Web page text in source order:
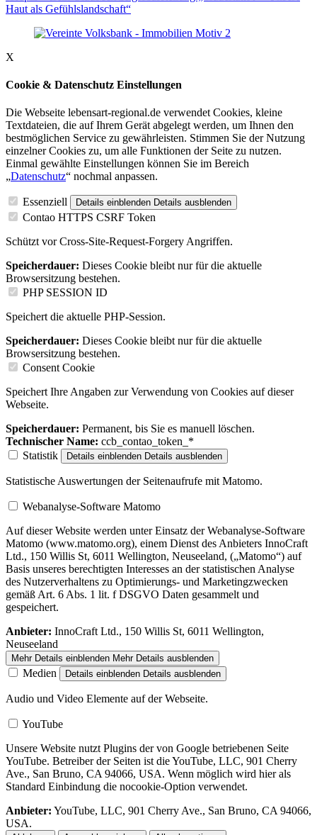
Haut als Gefühlslandschaft“
X
Cookie & Datenschutz Einstellungen
Die Webseite lebensart-regional.de verwendet Cookies, kleine
Textdateien, die auf Ihrem Gerät abgelegt werden, um Ihnen den
bestmöglichen Service zu gewährleisten. Stimmen Sie der Nutzung
einzelner Cookies zu, um alle Funktionen der Seite zu nutzen.
Einmal gewählte Einstellungen können Sie im Bereich
„Datenschutz“ nochmal anpassen.
Essenziell Details einblenden Details ausblenden
Contao HTTPS CSRF Token
Schützt vor Cross-Site-Request-Forgery Angriffen.
Speicherdauer: Dieses Cookie bleibt nur für die aktuelle
Browsersitzung bestehen.
PHP SESSION ID
Speichert die aktuelle PHP-Session.
Speicherdauer: Dieses Cookie bleibt nur für die aktuelle
Browsersitzung bestehen.
Consent Cookie
Speichert Ihre Angaben zur Verwendung von Cookies auf dieser
Webseite.
Speicherdauer: Permanent, bis Sie es manuell löschen.
Technischer Name: ccb_contao_token_*
Statistik
Details einblenden Details ausblenden
Statistische Auswertungen der Seitenaufrufe mit Matomo.
Webanalyse-Software Matomo
Auf dieser Website werden unter Einsatz der Webanalyse-Software
Matomo (www.matomo.org), einem Dienst des Anbieters InnoCraft
Ltd., 150 Willis St, 6011 Wellington, Neuseeland, („Matomo“) auf
Basis unseres berechtigten Interesses an der statistischen Analyse
des Nutzerverhaltens zu Optimierungs- und Marketingzwecken
gemäß Art. 6 Abs. 1 lit. f DSGVO Daten gesammelt und
gespeichert.
Anbieter: InnoCraft Ltd., 150 Willis St, 6011 Wellington,
Neuseeland
Mehr Details einblenden Mehr Details ausblenden
Medien Details einblenden Details ausblenden
Audio und Video Elemente auf der Webseite.
YouTube
Unsere Website nutzt Plugins der von Google betriebenen Seite
YouTube. Betreiber der Seiten ist die YouTube, LLC, 901 Cherry
Ave., San Bruno, CA 94066, USA. Wenn möglich wird hier als
Standard Einbindung die nocookie-Option verwendet.
Anbieter: YouTube, LLC, 901 Cherry Ave., San Bruno, CA 94066,
USA.